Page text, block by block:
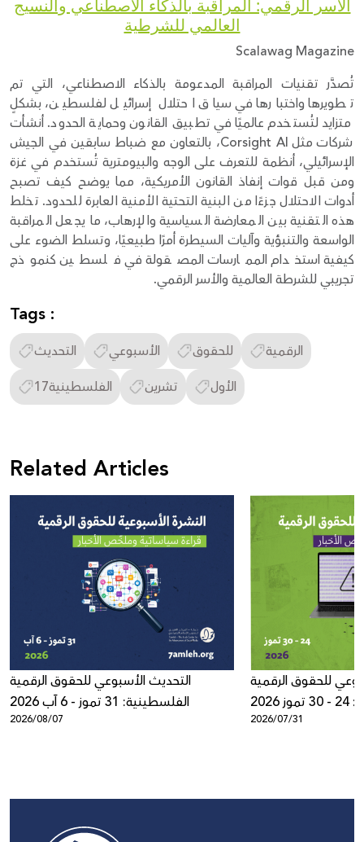
الأسر الرقمي: المراقبة بالذكاء الاصطناعي والنسيج
العالمي للشرطية
Scalawag Magazine
تُصدَّر تقنيات المراقبة المدعومة بالذكاء الاصطناعي، التي تم
تطويرها واختبارها في سياق احتلال إسرائيل لفلسطين، بشكلٍ
متزايد لتُستخدم عالميًا في تطبيق القانون وحماية الحدود. أنشأت
شركات مثل Corsight AI، بالتعاون مع ضباط سابقين في الجيش
الإسرائيلي، أنظمة للتعرف على الوجه والبيومترية تُستخدم في غزة
ومن قبل قوات إنفاذ القانون الأمريكية، مما يوضح كيف تصبح
أدوات الاحتلال جزءًا من البنية التحتية الأمنية العابرة للحدود. تخلط
هذه التقنية بين المعارضة السياسية والإرهاب، ما يجعل المراقبة
الواسعة والتنبؤية وآليات السيطرة أمرًا طبيعيًا، وتسلط الضوء على
كيفية استخدام الممارسات المصقولة في فلسطين كنموذج
تجريبي للشرطة العالمية والأسر الرقمي.
Tags :
التحديث الأسبوعي للحقوق
الرقمية
الفلسطينية17
تشرين الأول
Related Articles
التحديث الأسبوعي للحقوق الرقمية
الفلسطينية: 31 تموز - 6 آب 2026
2026/08/07
للحقوق الرقمية
2026
2026/07/31